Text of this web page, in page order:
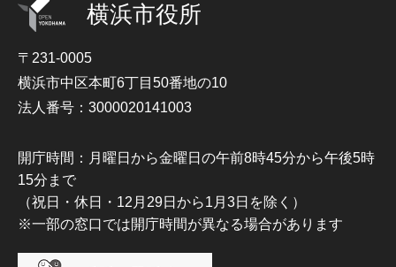
横浜市役所
〒231-0005
横浜市中区本町6丁目50番地の10
法人番号：3000020141003
開庁時間：月曜日から金曜日の午前8時45分から午後5時
15分まで
（祝日・休日・12月29日から1月3日を除く）
※一部の窓口では開庁時間が異なる場合があります